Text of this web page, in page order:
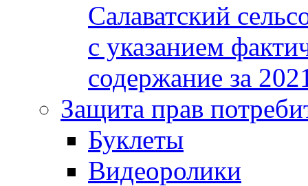
Салаватский
с указанием
содержание за
Защита прав
Буклеты
Видеоролики